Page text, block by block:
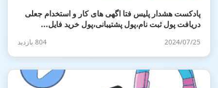
پادکست هشدار پلیس فتا اگهی های کار و استخدام جعلی
دریافت پول ثبت نام،پول پشتیبانی،پول خرید فایل...
2024/07/25 804 بازدید